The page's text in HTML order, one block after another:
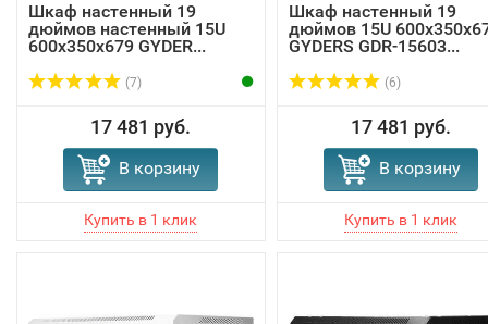
Шкаф настенный 19
дюймов настенный 15U
600x350x679 GYDER...
(7)
17 481 руб.
В корзину
Шкаф настенный 19
дюймов 15U
GYDERS GDR-15603...
(6)
17 481 руб.
В корзину